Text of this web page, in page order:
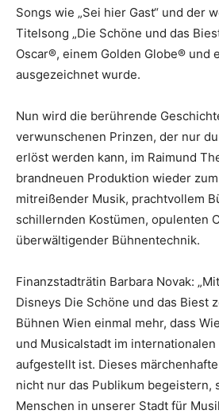
Songs wie „Sei hier Gast“ und der
Titelsong „Die Schöne und das
Oscar®, einem Golden Globe® und
ausgezeichnet wurde.
Nun wird die berührende
verwunschenen Prinzen, der nur
erlöst werden kann, im Raimund
brandneuen Produktion wieder
mitreißender Musik, prachtvollem
schillernden Kostümen, opulenten
überwältigender Bühnentechnik.
Finanzstadträtin Barbara Novak:
Disneys Die Schöne und das Biest
Bühnen Wien einmal mehr, dass
und Musicalstadt im
aufgestellt ist. Dieses
nicht nur das Publikum begeistern,
Menschen in unserer Stadt für